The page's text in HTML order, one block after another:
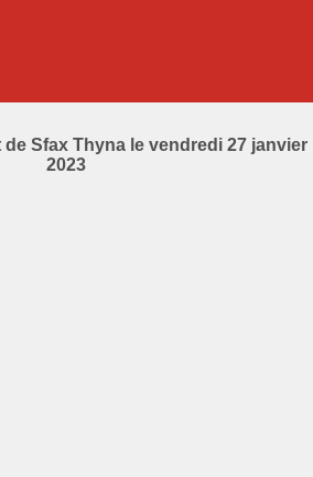
Sfax Thyna le vendredi 27 janvier
2023